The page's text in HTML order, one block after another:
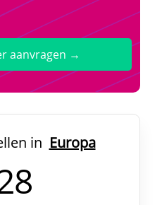
aanvragen →
in Europa